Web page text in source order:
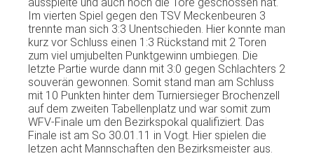
Im vierten Spiel gegen den TSV Meckenbeuren 3
trennte man sich 3:3 Unentschieden. Hier konnte man
kurz vor Schluss einen 1:3 Rückstand mit 2 Toren
zum viel umjubelten Punktgewinn umbiegen. Die
letzte Partie wurde dann mit 3:0 gegen Schlachters 2
souverän gewonnen. Somit stand man am Schluss
mit 10 Punkten hinter dem Turniersieger Brochenzell
auf dem zweiten Tabellenplatz und war somit zum
WFV-Finale um den Bezirkspokal qualifiziert. Das
Finale ist am So 30.01.11 in Vogt. Hier spielen die
letzen acht Mannschaften den Bezirksmeister aus.